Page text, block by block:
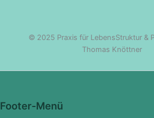
© 2025 Praxis für LebensStruktur &
Thomas Knöttner
Footer-Menü